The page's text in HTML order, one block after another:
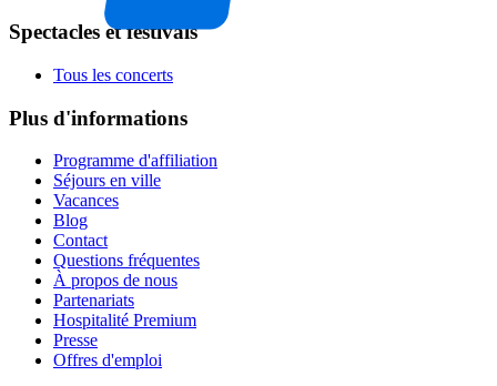
Spectacles et festivals
Tous les concerts
Plus d'informations
Programme d'affiliation
Séjours en ville
Vacances
Blog
Contact
Questions fréquentes
À propos de nous
Partenariats
Hospitalité Premium
Presse
Offres d'emploi